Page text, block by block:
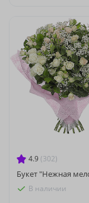
4.9 (302)
Букет "Нежная
В наличии